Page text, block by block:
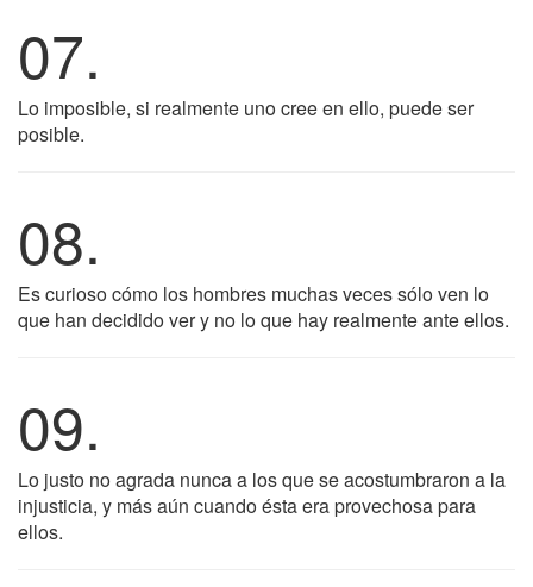
07.
Lo imposible, si realmente uno cree en ello, puede ser
posible.
08.
Es curioso cómo los hombres muchas veces sólo ven lo
que han decidido ver y no lo que hay realmente ante ellos.
09.
Lo justo no agrada nunca a los que se acostumbraron a la
injusticia, y más aún cuando ésta era provechosa para
ellos.